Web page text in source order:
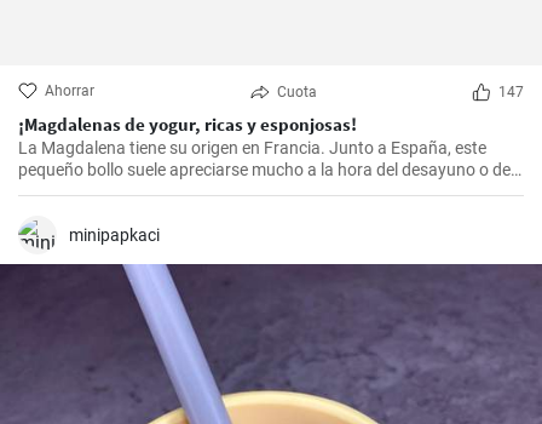
Ahorrar Cuota 147
¡Magdalenas de yogur, ricas y esponjosas!
La Magdalena tiene su origen en Francia. Junto a España, este
pequeño bollo suele apreciarse mucho a la hora del desayuno o de
la merienda. ¡Con la receta que os propongo hoy, vuestras
minipapkaci